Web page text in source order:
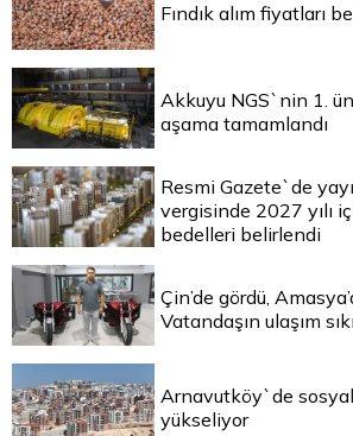
Fındık alım fiyatları
Akkuyu NGS`nin 1.
aşama tamamlandı
Resmi Gazete`de
vergisinde 2027 yılı
bedelleri belirlendi
Çin’de gördü,
Vatandaşın ulaşım
Arnavutköy`de
yükseliyor